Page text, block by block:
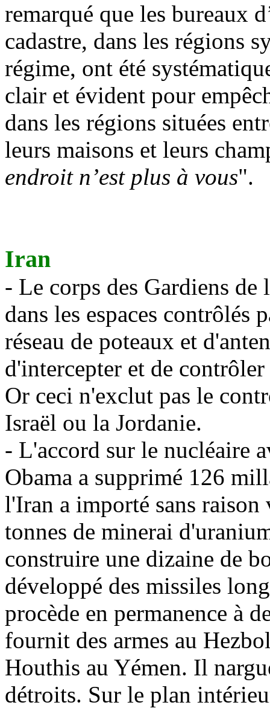
remarqué que les bureaux
cadastre, dans les régions
régime, ont été
clair et évident pour
dans les régions situées
leurs maisons et leurs
endroit n’est plus à vous".
Iran
- Le corps des Gardiens
dans les espaces contrôlés
réseau de poteaux et
d'intercepter et de
Or ceci n'exclut pas le
Israël ou la Jordanie.
- L'accord sur le nucléaire
Obama a supprimé 126
l'Iran a importé sans raison
tonnes de minerai
construire une dizaine de
développé des missiles
procède en permanence à
fournit des armes au
Houthis au Yémen. Il
détroits. Sur le plan